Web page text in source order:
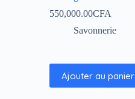
550,000.00CFA
Savonnerie
Ajouter au panier